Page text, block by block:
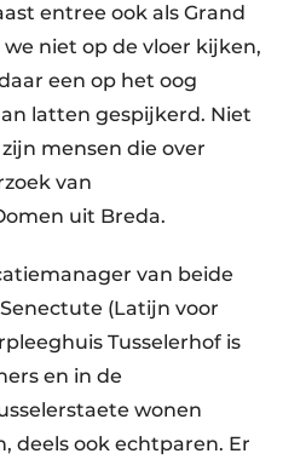
entree ook als Grand
niet op de vloer kijken,
een op het oog
latten gespijkerd. Niet
mensen die over
van
uit Breda.
van beide
(Latijn voor
Tusselerhof is
en in de
wonen
deels ook echtparen. Er